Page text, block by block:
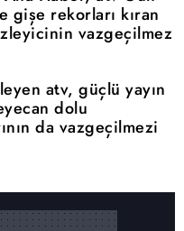
gişe rekorları kıran
vazgeçilmez
atv, güçlü yayın
dolu
da vazgeçilmezi